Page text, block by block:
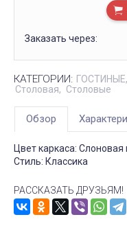
Заказать через:
КАТЕГОРИИ: ГОСТИНЫЕ
Столовая
Столовые
Обзор
Цвет каркаса:
Стиль: Классика
РАССКАЗАТЬ ДРУЗЬЯМ!